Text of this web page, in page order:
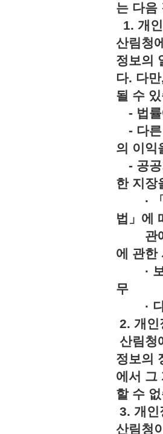
는 다음
1. 개
산림청
정보의
다. 다
될 수
- 법률
- 다른
의 이
- 공공
한 지장
· 「
법」에
관에
에 관한
· 보
무
· 다
2. 개인
산림청
정보의
에서 그
할 수
3. 개인
산림청